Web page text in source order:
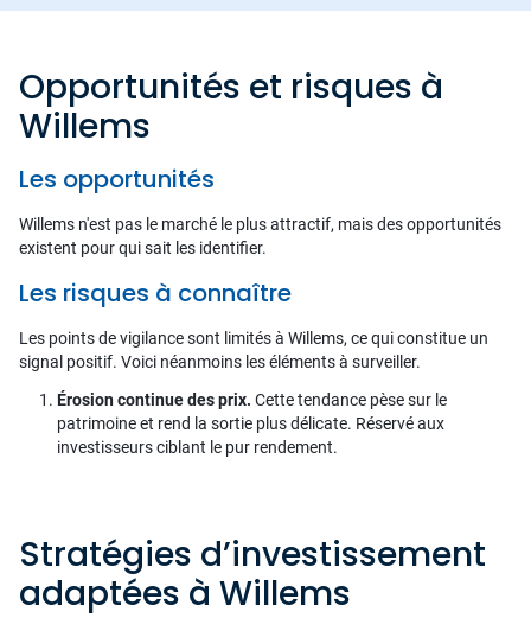
Opportunités et risques à
Willems
Les opportunités
Willems n'est pas le marché le plus attractif, mais des opportunités
existent pour qui sait les identifier.
Les risques à connaître
Les points de vigilance sont limités à Willems, ce qui constitue un
signal positif. Voici néanmoins les éléments à surveiller.
Érosion continue des prix. Cette tendance pèse sur le
patrimoine et rend la sortie plus délicate. Réservé aux
investisseurs ciblant le pur rendement.
Stratégies d’investissement
adaptées à Willems